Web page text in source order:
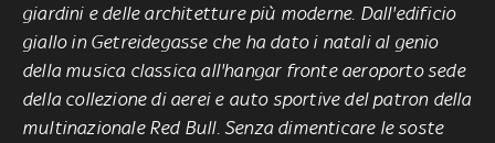
giardini e delle architetture più moderne. Dall'edificio
giallo in Getreidegasse che ha dato i natali al genio
della musica classica all'hangar fronte aeroporto sede
della collezione di aerei e auto sportive del patron della
multinazionale Red Bull. Senza dimenticare le soste